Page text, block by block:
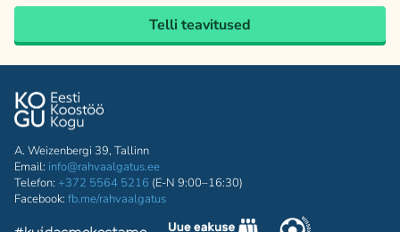
Telli teavitused
A. Weizenbergi 39, Tallinn
Email: info@rahvaalgatus.ee
Telefon: +372 5564 5216 (E-N 9:00–16:30)
Facebook: fb.me/rahvaalgatus